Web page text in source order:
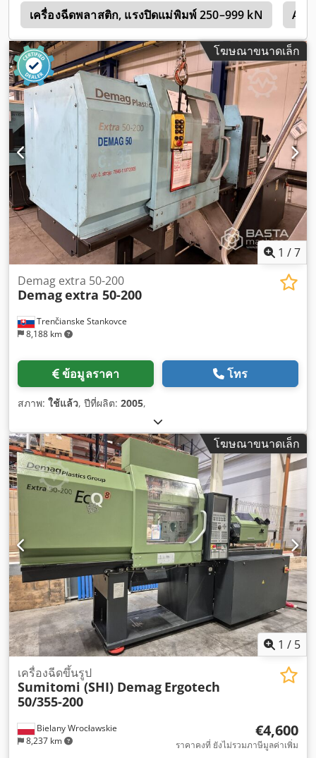
เครื่องฉีดพลาสติก, แรงปิดแม่พิมพ์ 250–999 kN
โฆษณาขนาดเล็ก
1 /7
Trenčianske Stankovce
8,188 km
Demag extra 50-200
Demagextra 50-200
ข้อมูลราคา โทร
สภาพ: ใช้แล้ว, ปีที่ผลิต: 2005,
โฆษณาขนาดเล็ก
1 / 5
Bielany Wrocławskie
8,237 km
เครื่องฉีดขึ้นรูป
Sumitomi (SHI) Demag Ergotech
50/355-200
€4,600
ราคาคงที่ ยังไม่รวมภาษีมูลค่าเพิ่ม